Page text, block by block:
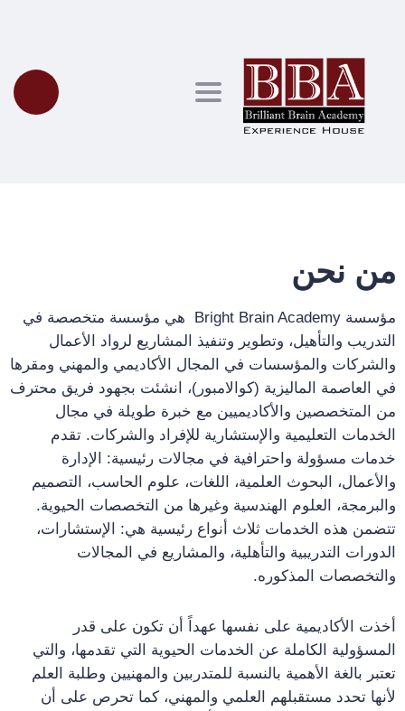
Toggle navigation
من نحن
مؤسسة Bright Brain Academy هي مؤسسة متخصصة في
التدريب والتأهيل، وتطوير وتنفيذ المشاريع لرواد الأعمال
والشركات والمؤسسات في المجال الأكاديمي والمهني ومقرها
في العاصمة الماليزية (كوالامبور)، انشئت بجهود فريق محترف
من المتخصصين والأكاديميين مع خبرة طويلة في مجال
الخدمات التعليمية والإستشارية للإفراد والشركات. تقدم
خدمات مسؤولة واحترافية في مجالات رئيسية: الإدارة
والأعمال، البحوث العلمية، اللغات، علوم الحاسب، التصميم
والبرمجة، العلوم الهندسية وغيرها من التخصصات الحيوية.
تتضمن هذه الخدمات ثلاث أنواع رئيسية هي: الإستشارات،
الدورات التدريبية والتأهلية، والمشاريع في المجالات
والتخصصات المذكوره.
أخذت الأكاديمية على نفسها عهداً أن تكون على قدر
المسؤولية الكاملة عن الخدمات الحيوية التي تقدمها، والتي
تعتبر بالغة الأهمية بالنسبة للمتدربين والمهنيين وطلبة العلم
لأنها تحدد مستقبلهم العلمي والمهني، كما تحرص على أن